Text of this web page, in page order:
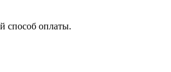
способ оплаты.